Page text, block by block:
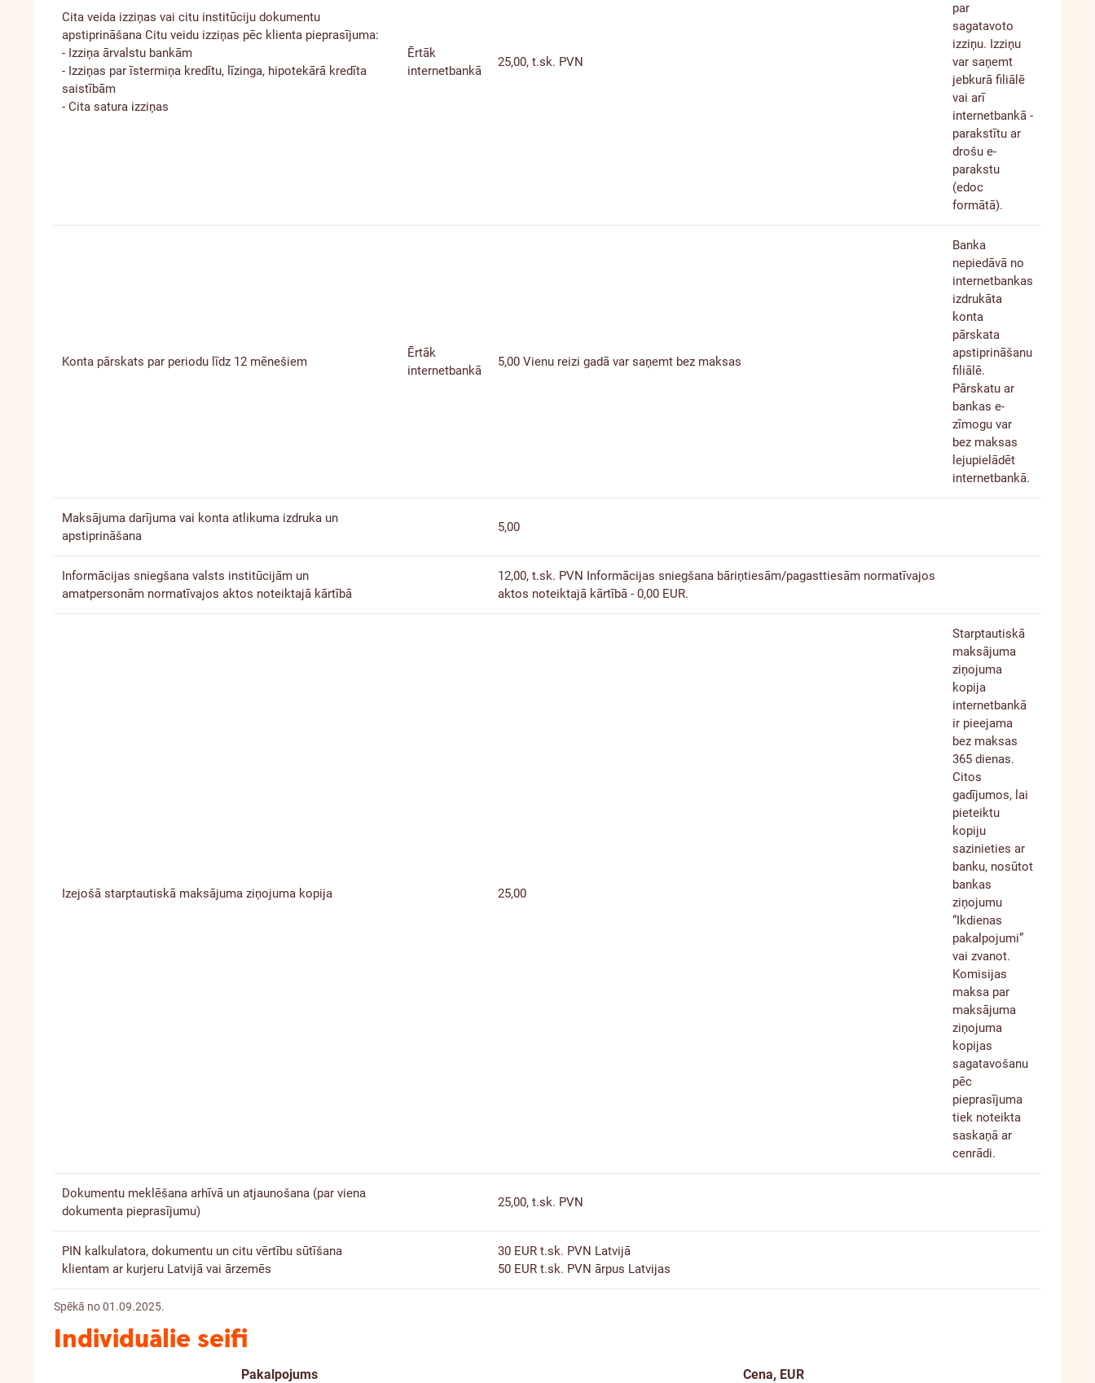
Cita veida izziņas vai citu institūciju dokumentu
apstiprināšana Citu veidu izziņas pēc klienta pieprasījuma:
- Izziņa ārvalstu bankām
- Izziņas par īstermiņa kredītu, līzinga, hipotekārā kredīta
saistībām
- Cita satura izziņas
Ērtāk
internetbankā
25,00, t.sk. PVN
par
sagatavoto
izziņu. Izziņu
var saņemt
jebkurā filiālē
vai arī
internetbankā -
parakstītu ar
drošu e-
parakstu
(edoc
formātā).
Konta pārskats par periodu līdz 12 mēnešiem
Ērtāk
internetbankā
5,00 Vienu reizi gadā var saņemt bez maksas
Banka
nepiedāvā no
internetbankas
izdrukāta
konta
pārskata
apstiprināšanu
filiālē.
Pārskatu ar
bankas e-
zīmogu var
bez maksas
lejupielādēt
internetbankā.
Maksājuma darījuma vai konta atlikuma izdruka un
apstiprināšana
5,00
Informācijas sniegšana valsts institūcijām un
amatpersonām normatīvajos aktos noteiktajā kārtībā
12,00, t.sk. PVN Informācijas sniegšana bāriņtiesām/pagasttiesām normatīvajos
aktos noteiktajā kārtībā - 0,00 EUR.
Izejošā starptautiskā maksājuma ziņojuma kopija 25,00
Starptautiskā
maksājuma
ziņojuma
kopija
internetbankā
ir pieejama
bez maksas
365 dienas.
Citos
gadījumos, lai
pieteiktu
kopiju
sazinieties ar
banku, nosūtot
bankas
ziņojumu
“Ikdienas
pakalpojumi”
vai zvanot.
Komisijas
maksa par
maksājuma
ziņojuma
kopijas
sagatavošanu
pēc
pieprasījuma
tiek noteikta
saskaņā ar
cenrādi.
Dokumentu meklēšana arhīvā un atjaunošana (par viena
dokumenta pieprasījumu)
25,00, t.sk. PVN
PIN kalkulatora, dokumentu un citu vērtību sūtīšana
klientam ar kurjeru Latvijā vai ārzemēs
30 EUR t.sk. PVN Latvijā
50 EUR t.sk. PVN ārpus Latvijas
Spēkā no 01.09.2025.
Individuālie seifi
Pakalpojums Cena, EUR